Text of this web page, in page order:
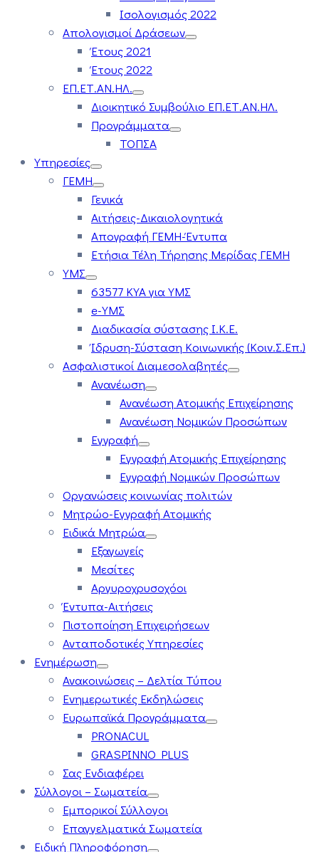
Ισολογισμός 2022
Απολογισμοί Δράσεων
Έτους 2021
Έτους 2022
ΕΠ.ΕΤ.ΑΝ.ΗΛ.
Διοικητικό Συμβούλιο ΕΠ.ΕΤ.ΑΝ.ΗΛ.
Προγράμματα
ΤΟΠΣΑ
Υπηρεσίες
ΓΕΜΗ
Γενικά
Αιτήσεις-Δικαιολογητικά
Απογραφή ΓΕΜΗ-Έντυπα
Ετήσια Τέλη Τήρησης Μερίδας ΓΕΜΗ
ΥΜΣ
63577 ΚΥΑ για ΥΜΣ
e-ΥΜΣ
Διαδικασία σύστασης Ι.Κ.Ε.
Ίδρυση-Σύσταση Κοινωνικής (Κοιν.Σ.Επ.)
Ασφαλιστικοί Διαμεσολαβητές
Ανανέωση
Ανανέωση Ατομικής Επιχείρησης
Ανανέωση Νομικών Προσώπων
Εγγραφή
Εγγραφή Ατομικής Επιχείρησης
Εγγραφή Νομικών Προσώπων
Οργανώσεις κοινωνίας πολιτών
Μητρώο-Εγγραφή Ατομικής
Ειδικά Μητρώα
Εξαγωγείς
Μεσίτες
Αργυροχρυσοχόοι
Έντυπα-Αιτήσεις
Πιστοποίηση Επιχειρήσεων
Ανταποδοτικές Υπηρεσίες
Ενημέρωση
Ανακοινώσεις – Δελτία Τύπου
Ενημερωτικές Εκδηλώσεις
Ευρωπαϊκά Προγράμματα
PRONACUL
GRASPINNO PLUS
Σας Ενδιαφέρει
Σύλλογοι – Σωματεία
Εμπορικοί Σύλλογοι
Επαγγελματικά Σωματεία
Ειδική Πληροφόρηση